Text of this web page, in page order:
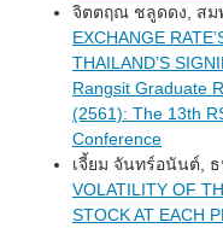
จิตตฤณ ชลูดดง, สม
EXCHANGE
THAILAND’S
Rangsit Graduate
(2561): The 13th
Conference
เจี้ยม จันทร์อนันต์,
VOLATILITY OF
STOCK AT EACH